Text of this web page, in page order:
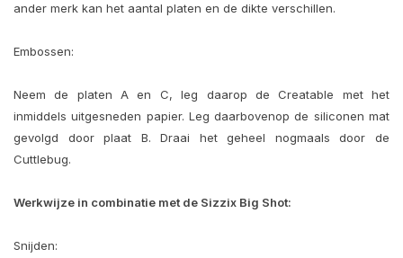
ander merk kan het aantal platen en de dikte verschillen.
Embossen:
Neem de platen A en C, leg daarop de Creatable met het
inmiddels uitgesneden papier. Leg daarbovenop de siliconen mat
gevolgd door plaat B. Draai het geheel nogmaals door de
Cuttlebug.
Werkwijze in combinatie met de Sizzix Big Shot:
Snijden: